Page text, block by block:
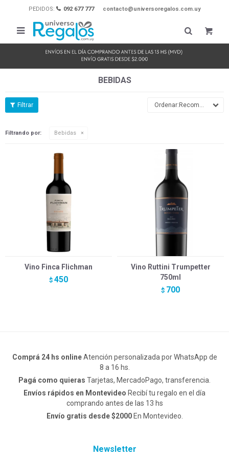
PEDIDOS: 092 677 777 contacto@universoregalos.com.uy

BEBIDAS
Recomendados
Filtrando por: Bebidas
Vino Finca Flichman
$ 450
Vino Ruttini Trumpetter
750ml
$ 700
Comprá 24 hs onlineAtención personalizada por WhatsApp de
8 a 16 hs.
Pagá como quieras Tarjetas, MercadoPago, transferencia.
Envíos rápidos en Montevideo Recibí tu regalo en el día
comprando antes de las 13 hs
Envío gratis desde $2000En Montevideo.
Newsletter